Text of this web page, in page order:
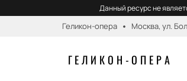
Данный ресурс не
Геликон-опера Москва, ул.
ГЕЛИКОН-ОПЕРА